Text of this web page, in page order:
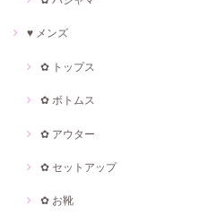
♥ メンズ
✿ トップス
✿ ボトムス
✿ アウター
✿ セットアップ
✿ お靴